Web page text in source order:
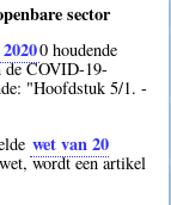
sector
0 houdende
de COVID-19-
"Hoofdstuk 5/1. -
wet van 20
wordt een artikel